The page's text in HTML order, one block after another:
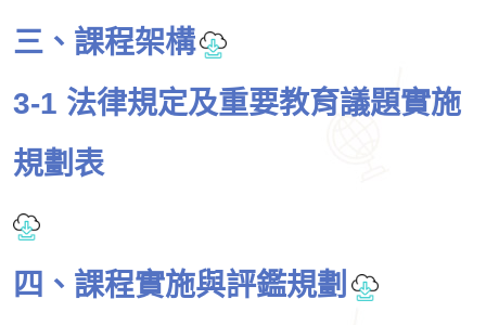
三、課程架構
3-1 法律規定及重要教育議題實施
規劃表
四、課程實施與評鑑規劃